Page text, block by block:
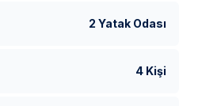
2 Yatak Odası
4 Kişi